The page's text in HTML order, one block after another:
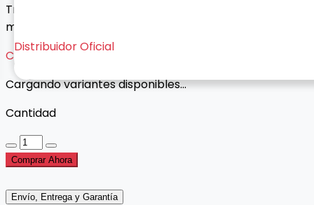
Distribuidor Oficial
Trabaja sin cables con este combo inalámbrico
moderno, cómodo y listo para usar.
Cargando variantes...
Cargando variantes disponibles...
Cantidad
Comprar Ahora
Envío, Entrega y Garantía